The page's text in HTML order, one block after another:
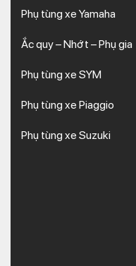
Phụ tùng xe Yamaha
Ắc quy – Nhớt – Phụ gia
Phụ tùng xe SYM
Phụ tùng xe Piaggio
Phụ tùng xe Suzuki